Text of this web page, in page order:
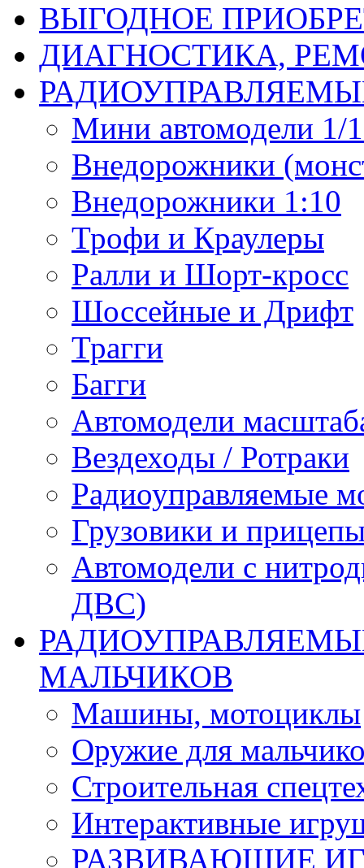
ВЫГОДНОЕ
ДИАГНОСТИКА,
Мини автомодели 1/
Внедорожники
Внедорожники 1:10
Трофи и Краулеры
Ралли и Шорт-кросс
Шоссейные и Дрифт
Трагги
Багги
Автомодели
Вездеходы / Ротраки
Радиоуправляемые
Грузовики и
Автомодели с
ДВС)
МАЛЬЧИКОВ
Машины, мотоциклы
Оружие для
Строительная
Интерактивные
РАЗВИВАЮЩИЕ